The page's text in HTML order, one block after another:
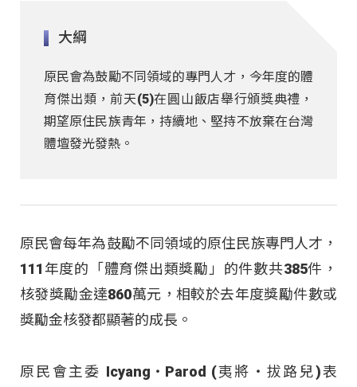
大綱
原民會為鼓勵不同領域的專門人才，今年度的體
育傑出類，前天(5)在圓山飯店舉行頒獎典禮，
期望原住民族青年，持續地、堅持不放棄在台灣
體壇發光發熱。
原民會每年為鼓勵不同領域的原住民族專門人才，
111年度的「體育傑出類獎勵」的件數共385件，
核發獎勵金達860萬元，相較於去年度獎勵件數或
獎勵金核發都顯著的成長。
原民會主委 Icyang‧Parod (夷將‧拔路兒)表